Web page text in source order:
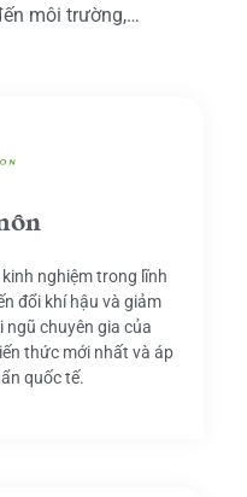
môi trường,…
nghiệm trong lĩnh
đổi khí hậu và giảm
ngũ chuyên gia của
thức mới nhất và áp
quốc tế.